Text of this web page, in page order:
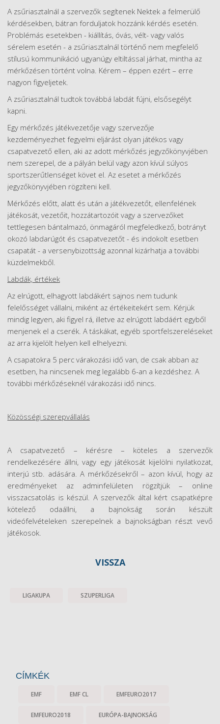
A zsűriasztalnál a szervezők segítenek Nektek a felmerülő
kérdésekben, bátran forduljatok hozzánk kérdés esetén.
Problémás esetekben - kiállítás, óvás, vélt- vagy valós
sérelem esetén - a zsűriasztalnál történő nem megfelelő
stílusú kommunikáció ugyanúgy eltiltással járhat, mintha az
mérkőzésen történt volna. Kérem – éppen ezért – erre
nagyon figyeljetek.
A zsűriasztalnál tudtok továbbá labdát fújni, elsősegélyt
kapni.
Egy mérkőzés játékvezetője vagy szervezője
kezdeményezhet fegyelmi eljárást olyan játékos vagy
csapatvezető ellen, aki az adott mérkőzés jegyzőkönyvjében
nem szerepel, de a pályán belül vagy azon kívül súlyos
sportszerűtlenséget követ el. Az esetet a mérkőzés
jegyzőkönyvjében rögzíteni kell.
Mérkőzés előtt, alatt és után a játékvezetőt, ellenfelének
játékosát, vezetőit, hozzátartozóit vagy a szervezőket
tettlegesen bántalmazó, önmagáról megfeledkező, botrányt
okozó labdarúgót és csapatvezetőt - és indokolt esetben
csapatát - a versenybizottság azonnal kizárhatja a további
küzdelmekből.
Labdák, értékek
Az elrúgott, elhagyott labdákért sajnos nem tudunk
felelősséget vállalni, miként az értékeitekért sem. Kérjük
mindig legyen, aki figyel rá, illetve az elrúgott labdáért egyből
menjenek el a cserék. A táskákat, egyéb sportfelszereléseket
az arra kijelölt helyen kell elhelyezni.
A csapatokra 5 perc várakozási idő van, de csak abban az
esetben, ha nincsenek meg legalább 6-an a kezdéshez. A
további mérkőzéseknél várakozási idő nincs.
Közösségi szerepvállalás
A csapatvezető – kérésre – köteles a szervezők
rendelkezésére állni, vagy egy játékosát kijelölni nyilatkozat,
interjú stb. adására. A mérkőzésekről – azon kívül, hogy az
eredményeket az adminfelületen rögzítjük – online
visszacsatolás is készül. A szervezők által kért csapatképre
kötelező odaállni, a bajnokság során készült
videófelvételeken szerepelnek a bajnokságban részt vevő
játékosok.
VISSZA
LIGAKUPA SZUPERLIGA
CÍMKÉK
EMF EMF CL EMFEURO2017
EMFEURO2018 EURÓPA-BAJNOKSÁG